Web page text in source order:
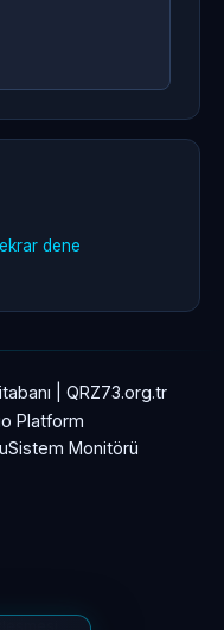
dene
| QRZ73.org.tr
Platform
Sistem Monitörü